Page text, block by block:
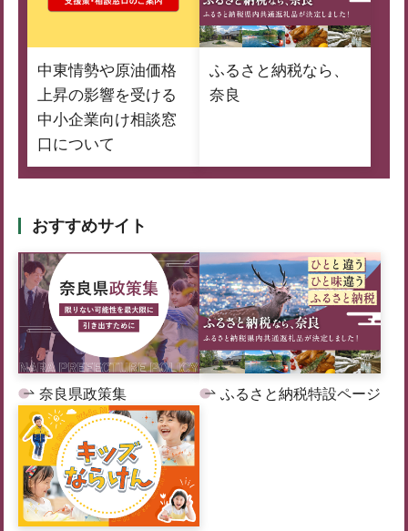
中東情勢や原油価格
上昇の影響を受ける
中小企業向け相談窓
口について
ふるさと納税なら、
奈良
おすすめサイト
奈良県政策集 ふるさと納税特設ページ